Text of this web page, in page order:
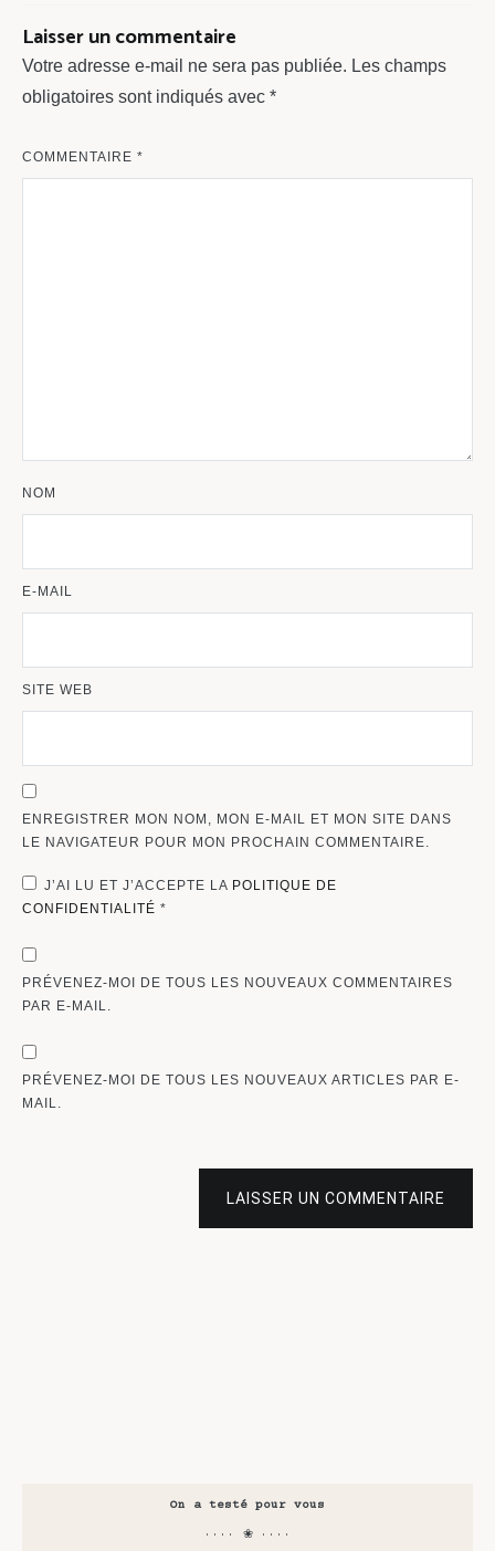
Laisser un commentaire
Votre adresse e-mail ne sera pas publiée. Les champs
obligatoires sont indiqués avec *
COMMENTAIRE *
NOM
E-MAIL
SITE WEB
ENREGISTRER MON NOM, MON E-MAIL ET MON SITE DANS
LE NAVIGATEUR POUR MON PROCHAIN COMMENTAIRE.
J’AI LU ET J’ACCEPTE LA POLITIQUE DE
CONFIDENTIALITÉ *
PRÉVENEZ-MOI DE TOUS LES NOUVEAUX COMMENTAIRES
PAR E-MAIL.
PRÉVENEZ-MOI DE TOUS LES NOUVEAUX ARTICLES PAR E-
MAIL.
LAISSER UN COMMENTAIRE
On a testé pour vous
···· ❀ ····